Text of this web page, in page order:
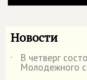
Новости
˙ В четверг
Молодежного